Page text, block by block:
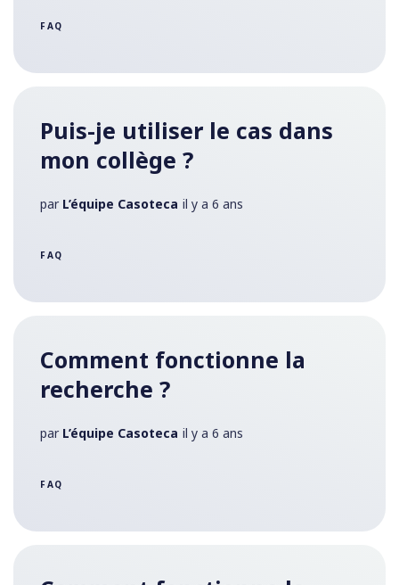
FAQ
Puis-je utiliser le cas dans
mon collège ?
par L’équipe Casoteca il y a 6 ans
FAQ
Comment fonctionne la
recherche ?
par L’équipe Casoteca il y a 6 ans
FAQ